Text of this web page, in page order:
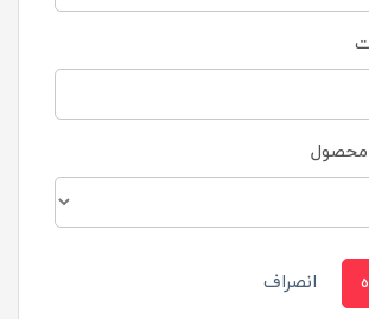
محصول
انصراف